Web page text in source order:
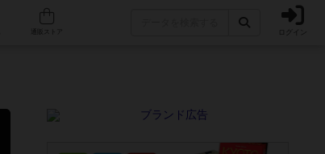
人気ボードゲーム ログイン